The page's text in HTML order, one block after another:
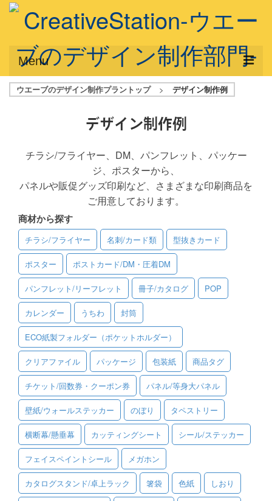
Menu
サービス概要
デザインプラン
フルデザイン
データ修正
写真からイラスト作成
デザイン制作例
ご利用料金
ご利用ガイド
ご利用の流れ
ご注文方法について
キャンセルについて
FAQ（よくあるご質問）
資料をダウンロード
ご利用規約
お見積り・お問合せ
ウエーブのデザイン制作プラントップ > デザイン制作例
デザイン制作例
チラシ/フライヤー、DM、パンフレット、パッケー
ジ、ポスターから、
パネルや販促グッズ印刷など、さまざまな印刷商品を
ご用意しております。
商材から探す
チラシ/フライヤー 名刺/カード類 型抜きカード
ポスター ポストカード/DM・圧着DM
パンフレット/リーフレット 冊子/カタログ POP
カレンダー うちわ 封筒
ECO紙製フォルダー（ポケットホルダー）
クリアファイル パッケージ 包装紙 商品タグ
チケット/回数券・クーポン券 パネル/等身大パネル
壁紙/ウォールステッカー のぼり タペストリー
横断幕/懸垂幕 カッティングシート シール/ステッカー
フェイスペイントシール メガホン
カタログスタンド/卓上ラック 箸袋 色紙 しおり